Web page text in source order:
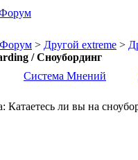
Форум > Другой extreme >
/ Сноубординг
Система Мнений
: Катаетесь ли вы на